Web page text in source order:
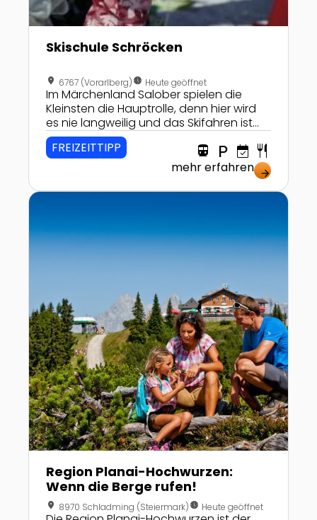
Skischule Schröcken
location_on 6767 (Vorarlberg)nest_clock_farsight_analog Heute geöffnet
Im Märchenland Salober spielen die
Kleinsten die Hauptrolle, denn hier wird
es nie langweilig und das Skifahren ist
leicht gelernt.
FREIZEITTIPP directions_transit local_parking event_available restaurant
mehr erfahren arrow_forward
Zur Detailseite von Region Planai-Hochwurzen:
Region Planai-Hochwurzen:
Wenn die Berge rufen!
location_on 8970 Schladming (Steiermark)nest_clock_farsight_analog Heute geöffnet